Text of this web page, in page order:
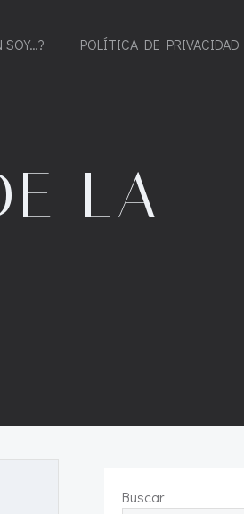
SOY…? POLÍTICA DE PRIVACIDAD
LA
Buscar